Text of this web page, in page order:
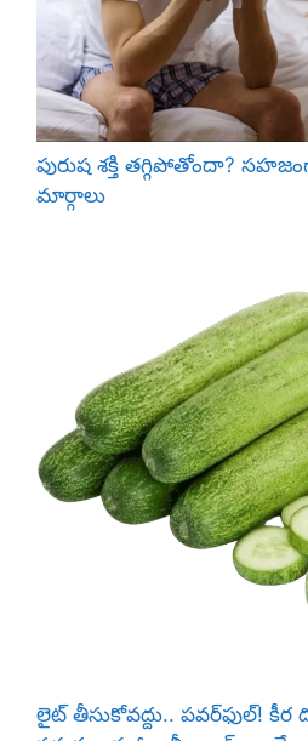
పురుష శక్తి తగ్గిపోతోందా?
మార్గాలు
లైట్ తీసుకోవద్దు.. పవర్‌ఫుల్!